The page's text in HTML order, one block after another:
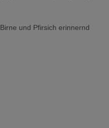
und Pfirsich erinnernd